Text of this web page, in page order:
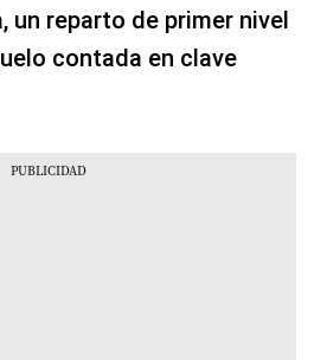
un reparto de primer nivel
contada en clave